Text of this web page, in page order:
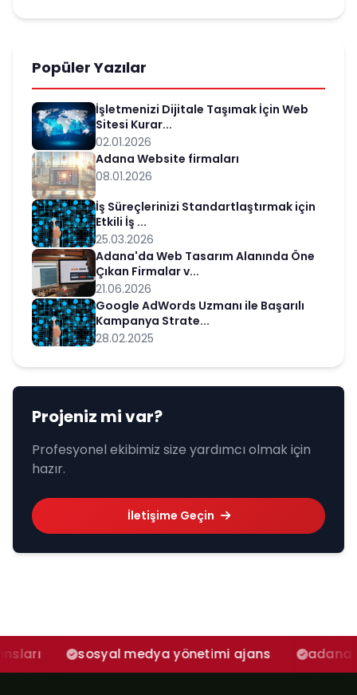
Popüler Yazılar
İşletmenizi Dijitale Taşımak İçin Web
Sitesi Kurar...
02.01.2026
Adana Website firmaları
08.01.2026
İş Süreçlerinizi Standartlaştırmak için
Etkili İş ...
25.03.2026
Adana'da Web Tasarım Alanında Öne
Çıkan Firmalar v...
21.06.2026
Google AdWords Uzmanı ile Başarılı
Kampanya Strate...
28.02.2025
Projeniz mi var?
Profesyonel ekibimiz size yardımcı olmak için
hazır.
İletişime Geçin
sosyal medya yönetimi ajans adana sosyal